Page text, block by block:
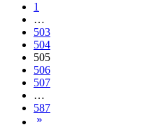
1
…
503
504
505
506
507
…
587